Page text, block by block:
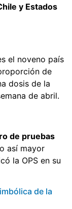
y Estados
el noveno país
de
dosis de la
de abril.
de pruebas
así mayor
la OPS en su
de la